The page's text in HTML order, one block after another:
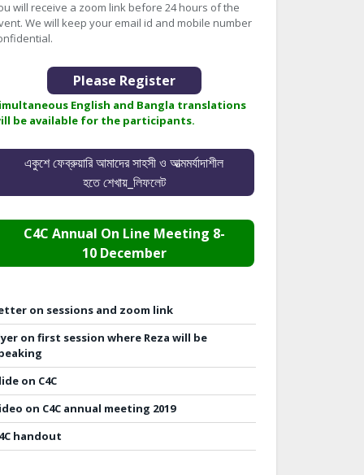
will receive a zoom link before 24 hours of the
We will keep your email id and mobile number
Please Register
English and Bangla translations
be available for the participants.
একুশে ফেব্রুয়ারি আমাদের সাহসী ও আত্মমর্যাদাশীল
হতে শেখায়_লিফলেট
C4C Annual On Line Meeting 8-
10 December
on sessions and zoom link
on first session where Reza will be
on C4C
on C4C annual meeting 2019
handout